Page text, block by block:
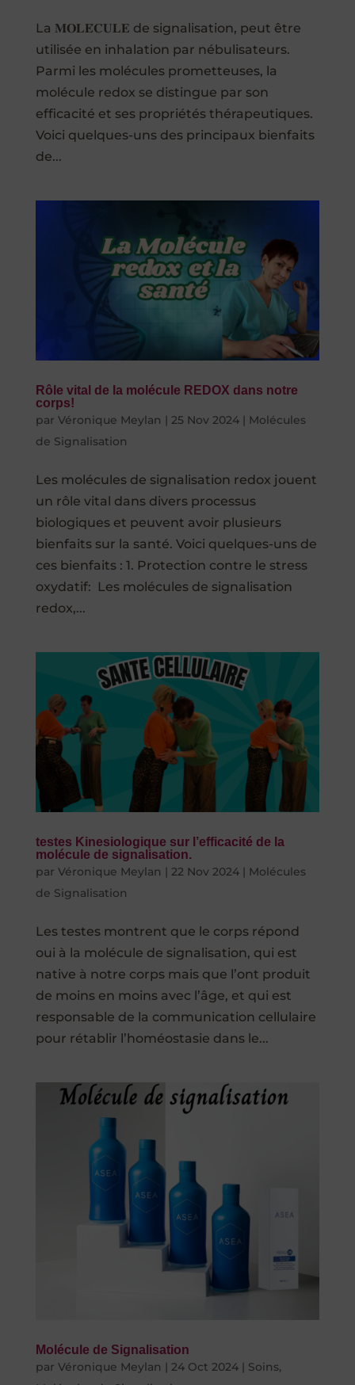
La 𝐌𝐎𝐋𝐄́𝐂𝐔𝐋𝐄 de signalisation, peut être
utilisée en inhalation par nébulisateurs.
Parmi les molécules prometteuses, la
molécule redox se distingue par son
efficacité et ses propriétés thérapeutiques.
Voici quelques-uns des principaux bienfaits
de...
Rôle vital de la molécule REDOX dans notre
corps!
par Véronique Meylan | 25 Nov 2024| Molécules
de Signalisation
Les molécules de signalisation redox jouent
un rôle vital dans divers processus
biologiques et peuvent avoir plusieurs
bienfaits sur la santé. Voici quelques-uns de
ces bienfaits : 1. Protection contre le stress
oxydatif: Les molécules de signalisation
redox,...
testes Kinesiologique sur l’efficacité de la
molécule de signalisation.
par Véronique Meylan | 22 Nov 2024| Molécules
de Signalisation
Les testes montrent que le corps répond
oui à la molécule de signalisation, qui est
native à notre corps mais que l’ont produit
de moins en moins avec l’âge, et qui est
responsable de la communication cellulaire
pour rétablir l’homéostasie dans le...
Molécule de Signalisation
par Véronique Meylan | 24 Oct 2024| Soins,